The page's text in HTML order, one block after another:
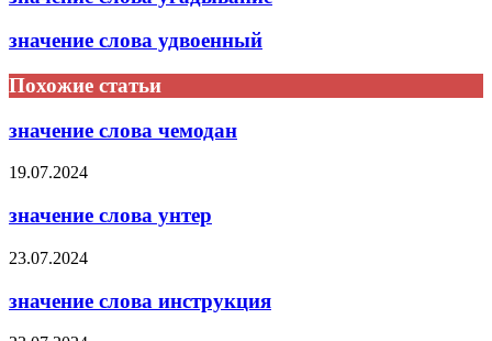
значение слова удвоенный
Похожие статьи
значение слова чемодан
19.07.2024
значение слова унтер
23.07.2024
значение слова инструкция